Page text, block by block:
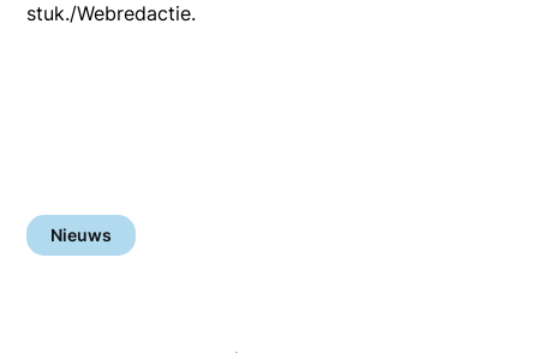
stuk./Webredactie.
Nieuws